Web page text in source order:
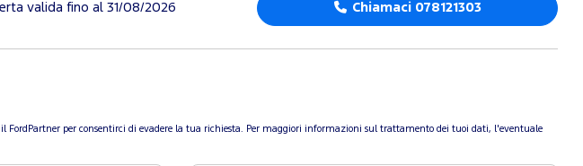
valida fino al 31/08/2026 Chiamaci 078121303
FordPartner per consentirci di evadere la tua richiesta. Per maggiori informazioni sul trattamento dei tuoi dati, l'eventuale